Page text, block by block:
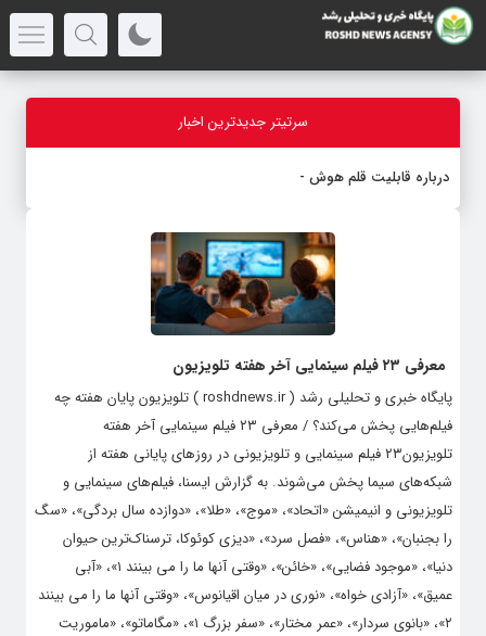
سرتیتر جدیدترین اخبار
درباره قابلیت قلم هوش مصنوع
معرفی ۲۳ فیلم سینمایی آخر هفته تلویزیون
پایگاه خبری و تحلیلی رشد ( roshdnews.ir ) تلویزیون پایان هفته چه
فیلم‌هایی پخش می‌کند؟ / معرفی ۲۳ فیلم سینمایی آخر هفته
تلویزیون۲۳ فیلم سینمایی و تلویزیونی در روزهای پایانی هفته از
شبکه‌های سیما پخش می‌شوند. به گزارش ایسنا، فیلم‌های سینمایی و
تلویزیونی و انیمیشن «اتحاد»، «موج»، «طلا»، «دوازده سال بردگی»، «سگ
را بجنبان»، «هناس»، «فصل سرد»، «دیزی کوئوکا، ترسناک‌ترین حیوان
دنیا»، «موجود فضایی»، «خائن»، «وقتی آنها ما را می بینند ۱»، «آبی
عمیق»، «آزادی خواه»، «نوری در میان اقیانوس»، «وقتی آنها ما را می بینند
۲»، «بانوی سردار»، «عمر مختار»، «سفر بزرگ ۱»، «مگاماتو»، «ماموریت